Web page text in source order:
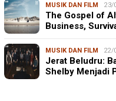
MUSIK DAN FILM 23/
The Gospel of
Business,
MUSIK DAN FILM 22/
Jerat Beludru:
Shelby Menjadi